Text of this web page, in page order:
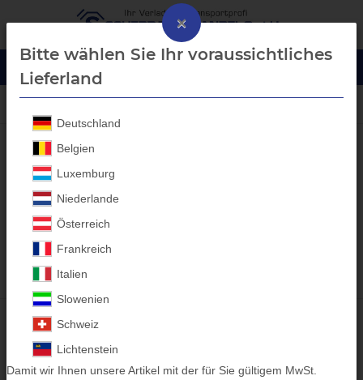
Ihr Fachhandel für
Anhängeraufbauten,
Auffahrrampen, Aluboxen,
Sicherheitsschuhe &
×
Bitte wählen Sie Ihr voraussichtliches
Lieferland
Deutschland
Belgien
Luxemburg
Niederlande
Österreich
Frankreich
Italien
Slowenien
Schweiz
Lichtenstein
Damit wir Ihnen unsere Artikel mit der für Sie gültigem MwSt.